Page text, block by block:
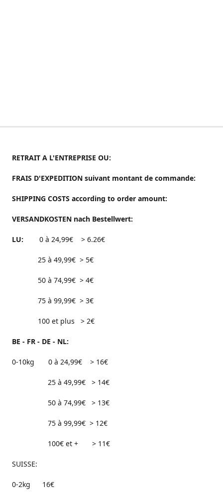
RETRAIT A L'ENTREPRISE OU:
FRAIS D'EXPEDITION suivant montant de commande:
SHIPPING COSTS according to order amount:
VERSANDKOSTEN nach Bestellwert:
LU: 0 à 24,99€ > 6.26€
25 à 49,99€ > 5€
50 à 74,99€ > 4€
75 à 99,99€ > 3€
100 et plus > 2€
BE - FR - DE - NL:
0-10kg 0 à 24,99€ > 16€
25 à 49,99€ > 14€
50 à 74,99€ > 13€
75 à 99,99€ > 12€
100€ et + > 11€
SUISSE:
0-2kg 16€